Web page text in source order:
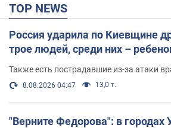
TOP NEWS
Россия ударила по Киевщине
трое людей, среди них –
Также есть пострадавшие из-за атаки
8.08.2026 04:47 13,0 т.
"Верните Федорова": в